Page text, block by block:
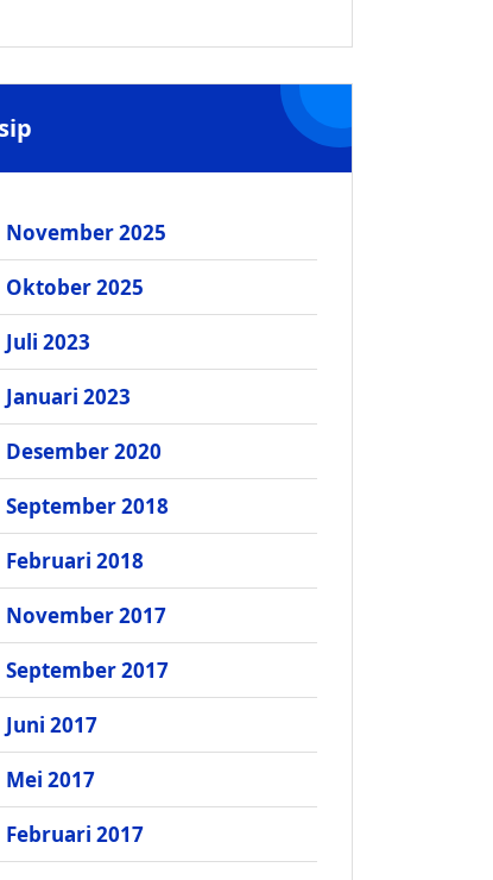
November 2025
Oktober 2025
Juli 2023
Januari 2023
Desember 2020
September 2018
Februari 2018
November 2017
September 2017
Juni 2017
Mei 2017
Februari 2017